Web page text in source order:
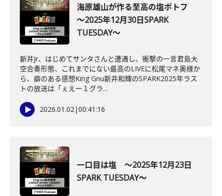
海原雄山が作る至高の塩ポトフ
～2025年12月30日SPARK
TUESDAY～
新井Jr、はじめてサンタさんと遭遇し、衝撃の一言君島大
空合奏形態、これまでにない最高のLIVEに松尾マネ奥様か
ら、癖のある感想King Gnu新井和輝のSPARK2025年ラス
トの放送は「ぇえー１グラ...
2026.01.02|00:41:16
一口目は塩 ～2025年12月23日
SPARK TUESDAY～